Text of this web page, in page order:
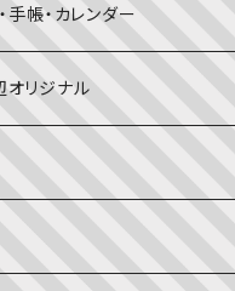
２歳向け）絵本
手帳・カレンダー
リジナル